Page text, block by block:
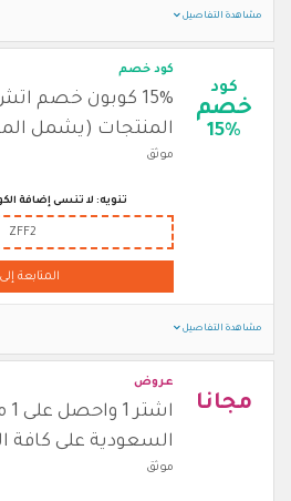
مشاهدة التفاصيل
كود
خصم
15%
كود خصم
15% كوبون خصم
المنتجات (يشمل
موثق
تنويه: لا تنسى إضافة
ZFF2
المتابعة
مشاهدة التفاصيل
مجانا
عروض
السعودية على كافة
موثق